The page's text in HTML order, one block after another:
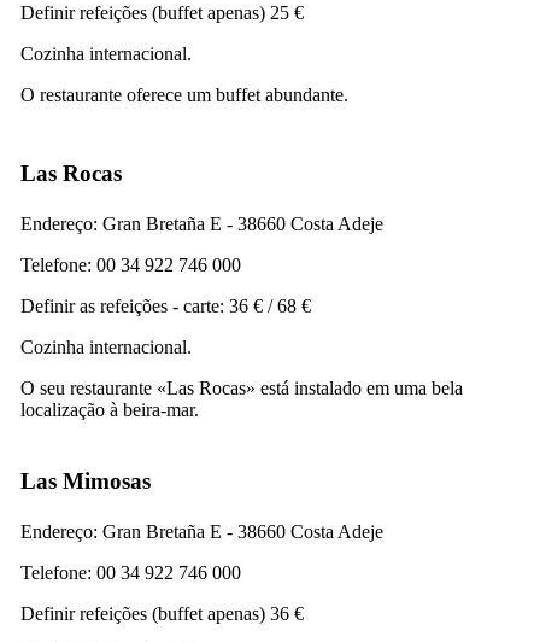
Definir refeições (buffet apenas) 25 €
Cozinha internacional.
O restaurante oferece um buffet abundante.
Las Rocas
Endereço: Gran Bretaña E - 38660 Costa Adeje
Telefone: 00 34 922 746 000
Definir as refeições - carte: 36 € / 68 €
Cozinha internacional.
O seu restaurante «Las Rocas» está instalado em uma bela
localização à beira-mar.
Las Mimosas
Endereço: Gran Bretaña E - 38660 Costa Adeje
Telefone: 00 34 922 746 000
Definir refeições (buffet apenas) 36 €